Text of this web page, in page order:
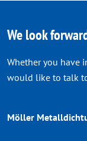
We look
Whether you have
would like to talk
Möller